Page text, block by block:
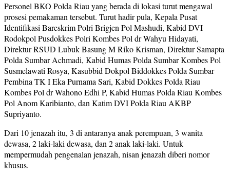
Personel BKO Polda Riau yang berada di lokasi turut mengawal
prosesi pemakaman tersebut. Turut hadir pula, Kepala Pusat
Identifikasi Bareskrim Polri Brigjen Pol Mashudi, Kabid DVI
Rodokpol Pusdokkes Polri Kombes Pol dr Wahyu Hidayati,
Direktur RSUD Lubuk Basung M Riko Krisman, Direktur Samapta
Polda Sumbar Achmadi, Kabid Humas Polda Sumbar Kombes Pol
Susmelawati Rosya, Kasubbid Dokpol Biddokkes Polda Sumbar
Pembina TK I Eka Purnama Sari, Kabid Dokkes Polda Riau
Kombes Pol dr Wahono Edhi P, Kabid Humas Polda Riau Kombes
Pol Anom Karibianto, dan Katim DVI Polda Riau AKBP
Supriyanto.
Dari 10 jenazah itu, 3 di antaranya anak perempuan, 3 wanita
dewasa, 2 laki-laki dewasa, dan 2 anak laki-laki. Untuk
mempermudah pengenalan jenazah, nisan jenazah diberi nomor
khusus.